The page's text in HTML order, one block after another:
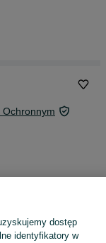
Ochronnym
Ochronnym
dostęp
identyfikatory w